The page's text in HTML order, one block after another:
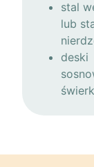
stal
lub
deski